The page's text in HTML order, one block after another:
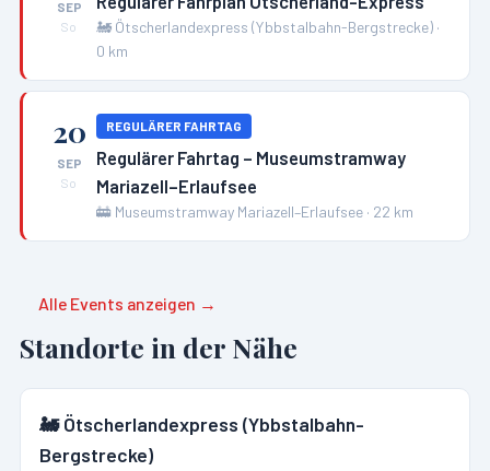
SEP
So
🚂 Ötscherlandexpress (Ybbstalbahn-Bergstrecke) ·
0 km
20
SEP
So
REGULÄRER FAHRTAG
Regulärer Fahrtag – Museumstramway
Mariazell–Erlaufsee
🚋 Museumstramway Mariazell–Erlaufsee · 22 km
Alle Events anzeigen →
Standorte in der Nähe
🚂 Ötscherlandexpress (Ybbstalbahn-
Bergstrecke)